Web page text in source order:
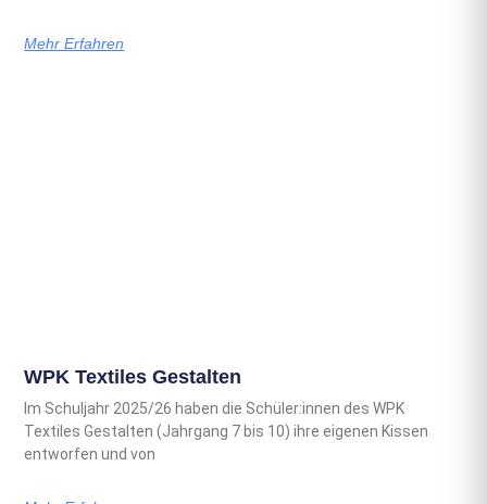
Mehr Erfahren
WPK Textiles Gestalten
Im Schuljahr 2025/26 haben die Schüler:innen des WPK
Textiles Gestalten (Jahrgang 7 bis 10) ihre eigenen Kissen
entworfen und von